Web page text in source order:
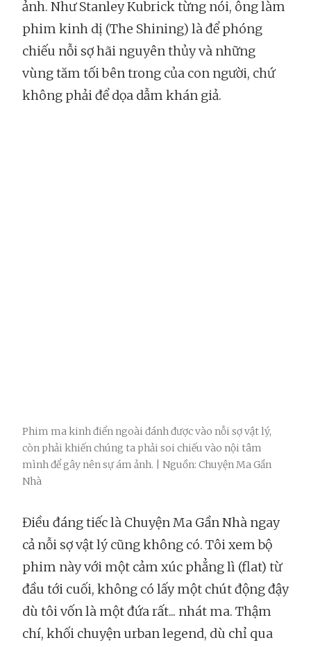
ảnh. Như Stanley Kubrick từng nói, ông làm
phim kinh dị (The Shining) là để phóng
chiếu nỗi sợ hãi nguyên thủy và những
vùng tăm tối bên trong của con người, chứ
không phải để dọa dẫm khán giả.
Phim ma kinh điển ngoài đánh được vào nỗi sợ vật lý,
còn phải khiến chúng ta phải soi chiếu vào nội tâm
mình để gây nên sự ám ảnh. | Nguồn: Chuyện Ma Gần
Nhà
Điều đáng tiếc là Chuyện Ma Gần Nhà ngay
cả nỗi sợ vật lý cũng không có. Tôi xem bộ
phim này với một cảm xúc phẳng lì (flat) từ
đầu tới cuối, không có lấy một chút động đậy
dù tôi vốn là một đứa rất... nhát ma. Thậm
chí, khối chuyện urban legend, dù chỉ qua